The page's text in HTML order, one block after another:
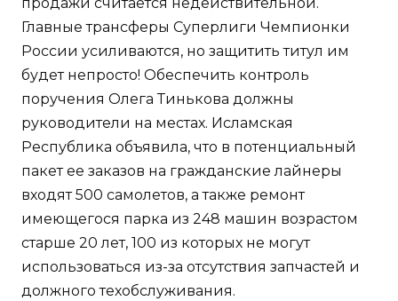
продажи считается недействительной.
Главные трансферы Суперлиги Чемпионки
России усиливаются, но защитить титул им
будет непросто! Обеспечить контроль
поручения Олега Тинькова должны
руководители на местах. Исламская
Республика объявила, что в потенциальный
пакет ее заказов на гражданские лайнеры
входят 500 самолетов, а также ремонт
имеющегося парка из 248 машин возрастом
старше 20 лет, 100 из которых не могут
использоваться из-за отсутствия запчастей и
должного техобслуживания.